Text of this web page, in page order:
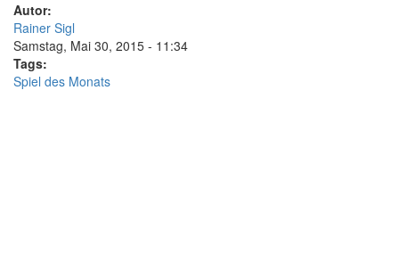
Autor:
Rainer Sigl
Samstag, Mai 30, 2015 - 11:34
Tags:
Spiel des Monats